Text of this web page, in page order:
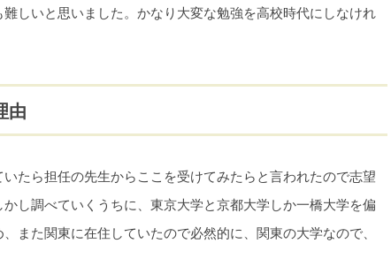
しいと思いました。かなり大変な勉強を高校時代にしなけれ
由
たら担任の先生からここを受けてみたらと言われたので志望
し調べていくうちに、東京大学と京都大学しか一橋大学を偏
また関東に在住していたので必然的に、関東の大学なので、